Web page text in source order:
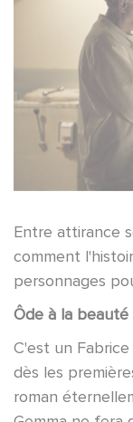
Entre attirance
comment
personnages
Ôde à la beauté
C'est un
dès les
roman